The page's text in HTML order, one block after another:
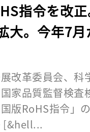
指令を改
大。今年7月
改革委員会、科
家品質監督検
版RoHS指令」
[&hell...